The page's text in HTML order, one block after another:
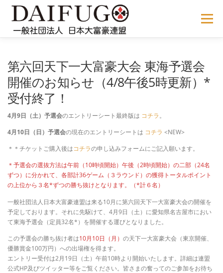
メニュー
メディア掲載 会員サイト
第六回天下一大富豪大会 東海予選会
開催のお知らせ（4/8午後5時更新）*
受付終了！
4月9日（土）予選会のエントリーシート最終版は コチラ。
4月10日（日）予選会の現在のエントリーシートは コチラ <NEW>
＊＊チケットご購入後はコチラの申し込みフォームにご記入願います。
＊予選会の選抜方法は午前（10時頃開始）午後（2時頃開始）の二部（24名
ずつ）に分かれて、各部計36ゲーム（３ラウンド）の獲得トータルポイント
の上位から３名*ずつの勝ち抜けとなります。（*計６名）
一般社団法人日本大富豪連盟は来る10月に第六回天下一大富豪大会の開催を
予定しております。それに先駆けて、4月9日（土）に愛知県名古屋市におい
て東海予選会（定員32名*）を開催する運びとなりました。
この予選会の勝ち抜け者は10月10日（月） の天下一大富豪大会（東京開催、
優勝賞金100万円）への出場権を得ます。
エントリー受付は2月19日（土）午前10時より開始いたします。詳細は連盟
公式HP及びツイッター等をご覧ください。皆さまの奮ってのご参加をお待ち